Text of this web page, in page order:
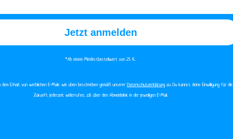
Jetzt anmelden
*Ab einem Mindestbestellwert von 25 €.​
dem Erhalt von werblichen E-Mails wie oben beschrieben gemäß unserer Datenschutzerklärungzu. Du kannst deine Einwilligung für die
Zukunft jederzeit widerrufen, z.B. über den Abmeldelink in der jeweiligen E-Mail.